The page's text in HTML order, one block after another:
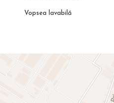
Vopsea lavabilă